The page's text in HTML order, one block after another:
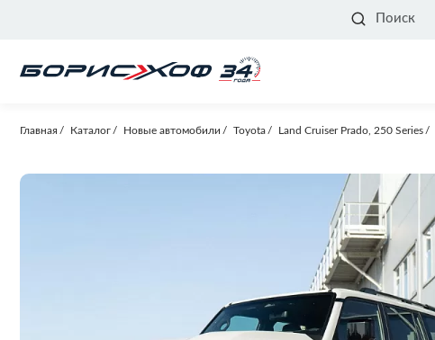
Поиск
Главная Каталог Новые автомобили Toyota Land Cruiser Prado, 250 Series